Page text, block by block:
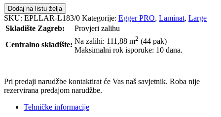
Dodaj na listu želja
SKU: EPLLAR-L183/0 Kategorije: Egger PRO, Laminat, Large
Skladište Zagreb:
Provjeri zalihu
Centralno skladište: Na zalihi: 111,88 m2 (44 pak)
Maksimalni rok isporuke: 10 dana.
Pri predaji narudžbe kontaktirat će Vas naš savjetnik. Roba nije
rezervirana predajom narudžbe.
Tehničke informacije